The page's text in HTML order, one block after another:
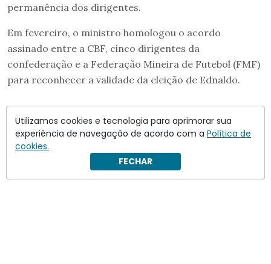
permanência dos dirigentes.
Em fevereiro, o ministro homologou o acordo
assinado entre a CBF, cinco dirigentes da
confederação e a Federação Mineira de Futebol (FMF)
para reconhecer a validade da eleição de Ednaldo.
Utilizamos cookies e tecnologia para aprimorar sua
experiência de navegação de acordo com a Política de
cookies.
FECHAR